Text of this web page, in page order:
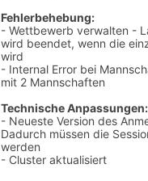
Fehlerbehebung:
- Wettbewerb verwalten -
wird beendet, wenn die
wird
- Internal Error bei
mit 2 Mannschaften
Technische Anpassungen:
- Neueste Version des
Dadurch müssen die
werden
- Cluster aktualisiert